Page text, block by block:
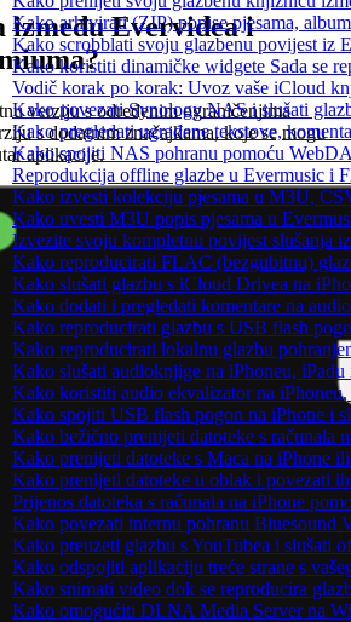
Kako arhivirati (ZIP) popise pjesama,
Kako scrobblati svoju glazbenu povijest iz
Kako koristiti dinamičke widgete Sada se
Vodič korak po korak: Uvoz vaše iCloud
Kako povezati Synology NAS i slušati
Kako pregledati ugrađene tekstove,
Kako spojiti NAS pohranu pomoću
Reprodukcija offline glazbe u Evermusic i
Kako izvesti kolekciju pjesama u M3U,
Kako uvesti M3U popis pjesama u
Izvezite svoju kompletnu povijest slušanja
Kako reproducirati FLAC (bezgubitnu)
Kako slušati glazbu s iCloud Drivea na
Kako dodati i pregledati komentare na
Kako reproducirati glazbu s USB flash
Kako reproducirati lokalnu glazbu
Kako slušati audioknjige na iPhoneu,
Kako koristiti audio ekvalizator na
Kako spojiti USB flash pogon na iPhone i
Kako bežično prenijeti datoteke s računala
Kako prenijeti datoteke s Maca na iPhone
Kako prenijeti datoteke u oblak i povezati
Prijenos datoteka s računala na iPhone
Kako povezati internu pohranu Bluesound
Kako preuzeti glazbu s YouTubea i slušati
Kako odspojiti aplikaciju treće strane s
Kako snimati video dok se reproducira
Kako omogućiti DLNA Media Server na
Evervidea i
verziju s određenim ograničenjima
s dodatnim značajkama, koje se mogu
aplikacije.